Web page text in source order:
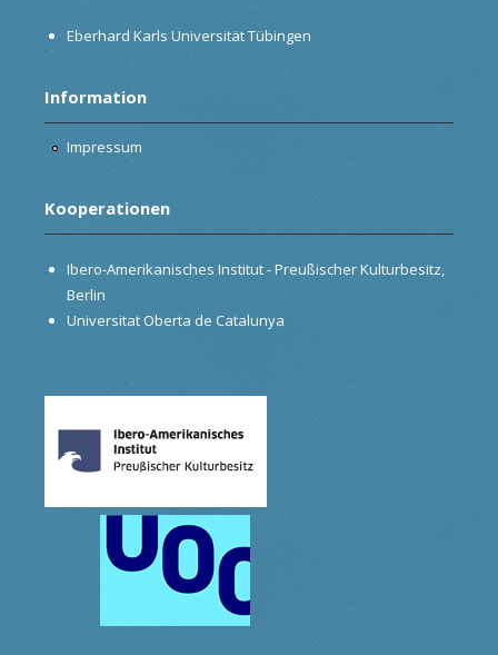
Eberhard Karls Universität Tübingen
Information
Impressum
Kooperationen
Ibero-Amerikanisches Institut - Preußischer Kulturbesitz,
Berlin
Universitat Oberta de Catalunya